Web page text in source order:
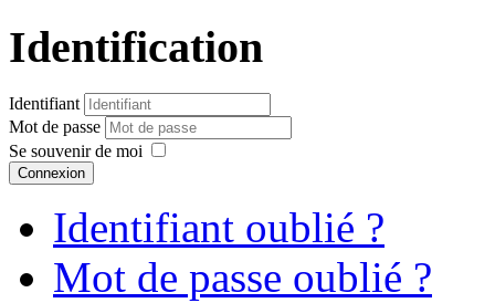
Identification
Identifiant
Mot de passe
Se souvenir de moi
Connexion
Identifiant oublié ?
Mot de passe oublié ?